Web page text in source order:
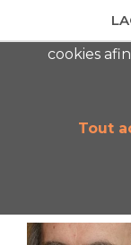
cookies
Tout